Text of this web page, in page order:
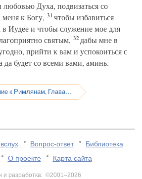
Духа, подвизаться со
к Богу, 31чтобы избавиться
Иудее и чтобы служение мое для
святым, 32дабы мне в
прийти к вам и успокоиться с
будет со всеми вами, аминь.
Послание к Римлянам, Глава 16
Вопрос-ответ
Библиотека
О проекте Карта сайта
и разработка: ©2001–2026